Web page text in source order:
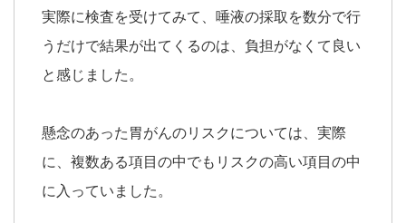
実際に検査を受けてみて、唾液の採取を数分で行
うだけで結果が出てくるのは、負担がなくて良い
と感じました。
懸念のあった胃がんのリスクについては、実際
に、複数ある項目の中でもリスクの高い項目の中
に入っていました。